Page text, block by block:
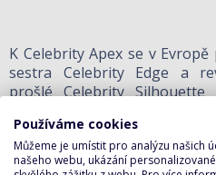
K Celebrity Apex se v
sestra Celebrity Edge a
prošlé Celebrity Silhouette
novým, luxusním designem.
evropských itinerářů bude
mini sezóna plaveb z
Používáme cookies
Můžeme je umístit pro analýzu našich
našeho webu, ukázání